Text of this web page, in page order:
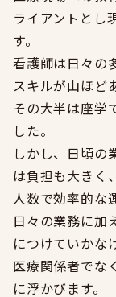
ライアントとし
す。
看護師は日々の
スキルが山ほど
その大半は座学
した。
しかし、日頃の
は負担も大きく
人数で効率的な
日々の業務に加
につけていかな
医療関係者でな
に浮かびます。